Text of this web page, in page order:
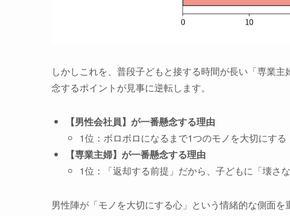
しかしこれを、普段子どもと接する時間が長い「専業
念するポイントが見事に逆転します。
【男性会社員】が一番懸念する理由
1位：ボロボロになるまで1つのモノを大切にする
【専業主婦】が一番懸念する理由
1位：「返却する前提」だから、子どもに「壊さ
男性陣が「モノを大切にする心」という情緒的な側面